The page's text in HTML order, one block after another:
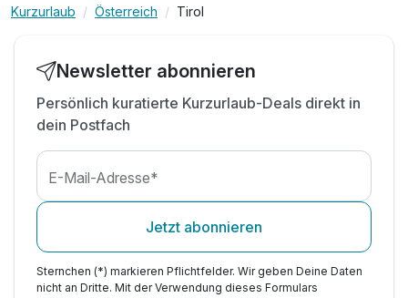
inkl. Dampfbad, Whirlwanne, Eisbrunnen &
Saunahandtuch
inkl. Nutzung des Fitnessbereichs
inkl. Nutzung des Außenpools & Barfußweg
Kurzurlaub Österreich Tirol
Newsletter abonnieren
Persönlich kuratierte Kurzurlaub-Deals direkt in
dein Postfach
E-Mail-Adresse*
Jetzt abonnieren
Sternchen (*) markieren Pflichtfelder. Wir geben Deine Daten
nicht an Dritte. Mit der Verwendung dieses Formulars